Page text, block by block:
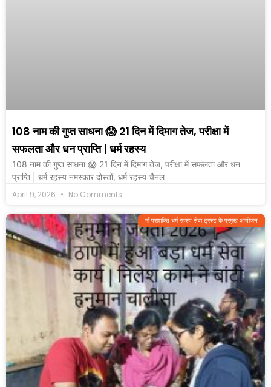
108 नाम की गुप्त साधना 😱 21 दिन में दिमाग तेज, परीक्षा में
सफलता और धन प्राप्ति | धर्म रहस्य
108 नाम की गुप्त साधना 😱 21 दिन में दिमाग तेज, परीक्षा में सफलता और धन
प्राप्ति | धर्म रहस्य नमस्कार दोस्तों, धर्म रहस्य चैनल
April 9, 2026
No Comments
माँ पराशक्ति धर्म रहस्य सेवा ट्रस्ट के प्रमुख आयोजन